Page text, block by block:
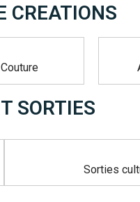
CREATIONS
SORTIES
Sorties